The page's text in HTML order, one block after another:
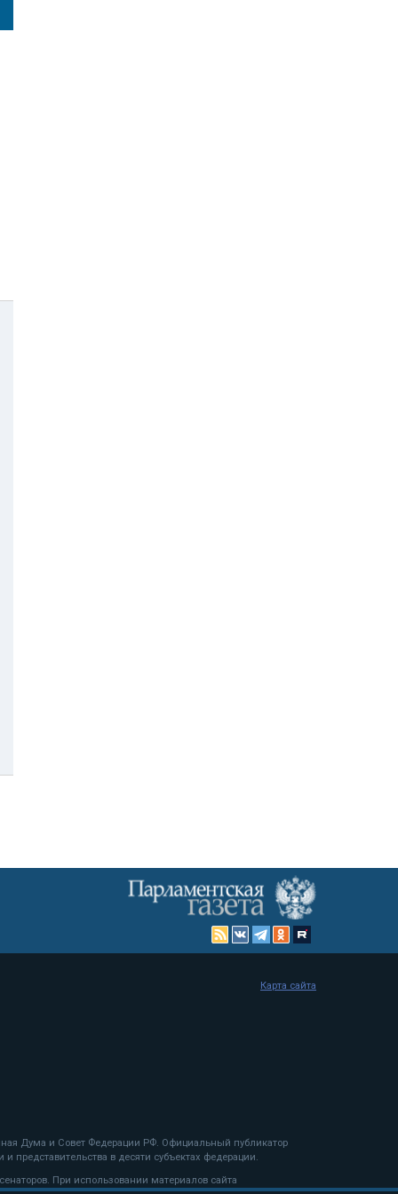
Дума и Совет Федерации РФ. Официальный публикатор
представительства в десяти субъектах федерации.
При использовании материалов сайта
Карта сайта